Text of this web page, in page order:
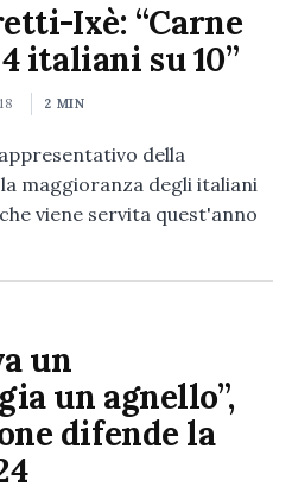
Ixè: “Carne
italiani su 10”
2 MIN
della
maggioranza degli italiani
viene servita quest'anno
un
un agnello”,
difende la